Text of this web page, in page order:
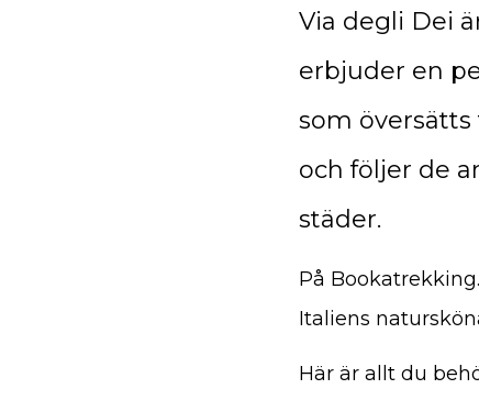
Via degli Dei
erbjuder en
som översätts
och följer de
städer.
På
Italiens
Här är allt du